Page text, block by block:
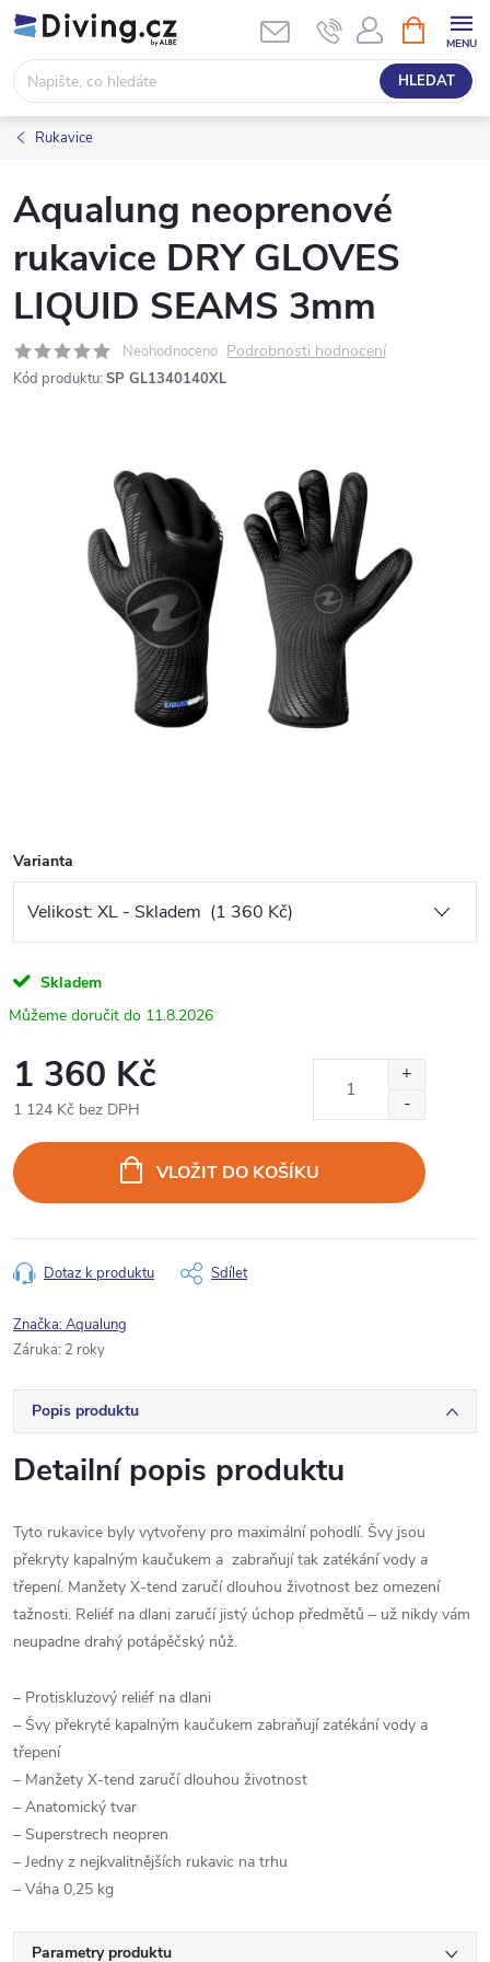
Přejít
na
obsah
HLEDAT
NÁKUPNÍ
KOŠÍK
Rukavice
Aqualung neoprenové
rukavice DRY GLOVES
LIQUID SEAMS 3mm
Neohodnoceno Podrobnosti hodnocení
Kód produktu: SP GL1340140XL
Varianta
Skladem
11.8.2026
1 360 Kč
1 124 Kč bez DPH
cena:
VLOŽIT DO KOŠÍKU
Dotaz k produktu Sdílet
Značka:Aqualung
Záruka: 2 roky
Popis produktu
Detailní popis produktu
Tyto rukavice byly vytvořeny pro maximální pohodlí. Švy jsou
překryty kapalným kaučukem a zabraňují tak zatékání vody a
třepení. Manžety X-tend zaručí dlouhou životnost bez omezení
tažnosti. Reliéf na dlani zaručí jistý úchop předmětů – už nikdy vám
neupadne drahý potápěčský nůž.
– Protiskluzový reliéf na dlani
– Švy překryté kapalným kaučukem zabraňují zatékání vody a
třepení
– Manžety X-tend zaručí dlouhou životnost
– Anatomický tvar
– Superstrech neopren
– Jedny z nejkvalitnějších rukavic na trhu
– Váha 0,25 kg
Parametry produktu